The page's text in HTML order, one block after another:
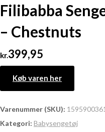
Filibabba
– Chestnuts
kr.399,95
Køb varen her
Varenummer (SKU):
Kategori: Babysengetøj